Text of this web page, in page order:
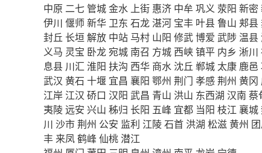
中原 二七 管城金水 上街 惠济 中牟巩义 荥阳 新密
伊川 偃师新华 卫东 石龙湛河 宝丰 叶县鲁山 郏县
封丘 长垣解放 中站 马村 山阳 修武博爱 武陟 温县
义马 灵宝 卧龙宛城 南召 方城 西峡镇平 内乡 淅川
息县 川汇 淮阳 扶沟 西华 商水 沈丘 郸城 太康 鹿邑
武汉 黄石 十堰 宜昌 襄阳 鄂州 荆门 孝感荆州 黄冈
江岸 江汉 硚口 汉阳 武昌 青山 洪山 东西湖 汉南 蔡
夷陵远安 兴山 秭归 长阳 五峰 宜都 当阳 枝江 襄城
川 沙市荆州 公安 监利 江陵石首 洪湖 松滋黄州
丰 来凤鹤峰 仙桃潜江